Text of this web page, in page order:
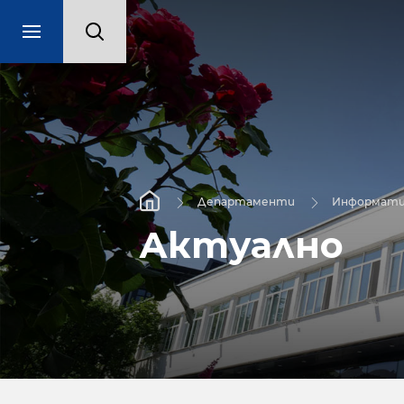
Департаменти
Актуално